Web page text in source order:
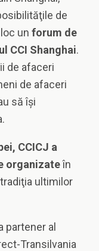
de
un forum de
CCI Shanghai.
de afaceri
de afaceri
să îşi
CCICJ a
organizateîn
ultimilor
partener al
Transilvania